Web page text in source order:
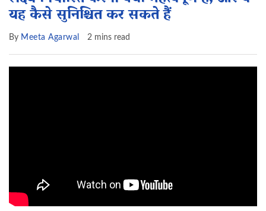
यह कैसे सुनिश्चित कर सकते हैं
By Meeta Agarwal 2 mins read